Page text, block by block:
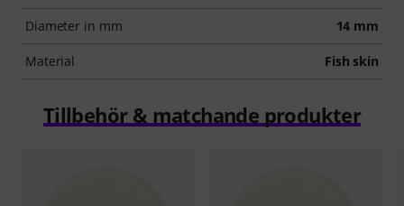
Diameter in mm 14 mm
Material Fish skin
Tillbehör & matchande produkter